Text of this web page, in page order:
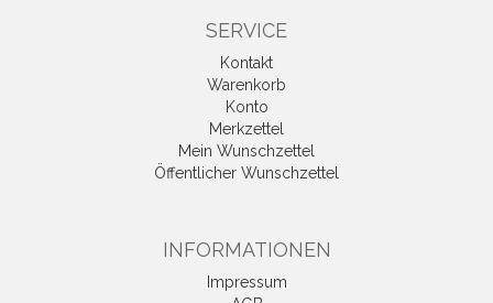
SERVICE
Kontakt
Warenkorb
Konto
Merkzettel
Mein Wunschzettel
Öffentlicher Wunschzettel
INFORMATIONEN
Impressum